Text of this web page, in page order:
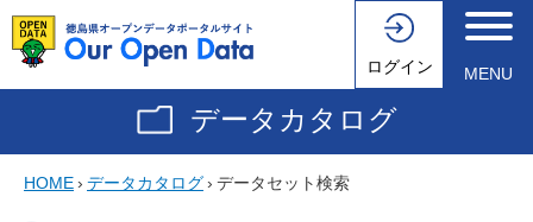
ログイン MENU
データカタログ
HOME› データカタログ› データセット検索